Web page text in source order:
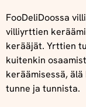
FooDeliDoossa
villiyrttien
kerääjät. Yrttien
kuitenkin
keräämisessä,
tunne ja tunnista.